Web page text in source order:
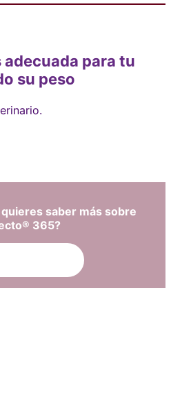
para tu
su peso
saber más sobre
365?